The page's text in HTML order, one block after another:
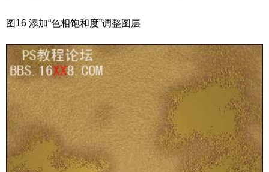
图16 添加“色相饱和度”调整图层